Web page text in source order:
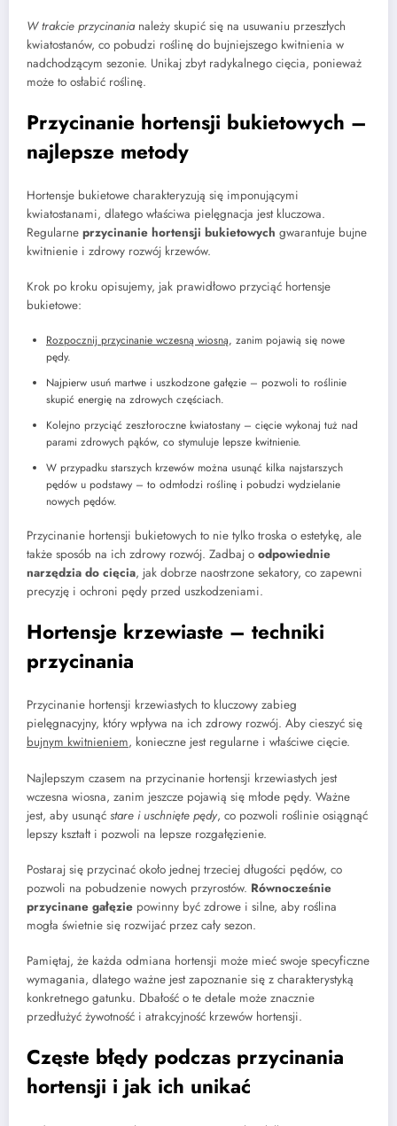
W trakcie przycinanianależy skupić się na usuwaniu przeszłych
kwiatostanów, co pobudzi roślinę do bujniejszego kwitnienia w
nadchodzącym sezonie. Unikaj zbyt radykalnego cięcia, ponieważ
może to osłabić roślinę.
Przycinanie hortensji bukietowych –
najlepsze metody
Hortensje bukietowe charakteryzują się imponującymi
kwiatostanami, dlatego właściwa pielęgnacja jest kluczowa.
Regularne przycinanie hortensji bukietowych gwarantuje bujne
kwitnienie i zdrowy rozwój krzewów.
Krok po kroku opisujemy, jak prawidłowo przyciąć hortensje
bukietowe:
Rozpocznij przycinanie wczesną wiosną, zanim pojawią się nowe
pędy.
Najpierw usuń martwe i uszkodzone gałęzie – pozwoli to roślinie
skupić energię na zdrowych częściach.
Kolejno przyciąć zeszłoroczne kwiatostany – cięcie wykonaj tuż nad
parami zdrowych pąków, co stymuluje lepsze kwitnienie.
W przypadku starszych krzewów można usunąć kilka najstarszych
pędów u podstawy – to odmłodzi roślinę i pobudzi wydzielanie
nowych pędów.
Przycinanie hortensji bukietowych to nie tylko troska o estetykę, ale
także sposób na ich zdrowy rozwój. Zadbaj o odpowiednie
narzędzia do cięcia, jak dobrze naostrzone sekatory, co zapewni
precyzję i ochroni pędy przed uszkodzeniami.
Hortensje krzewiaste – techniki
przycinania
Przycinanie hortensji krzewiastych to kluczowy zabieg
pielęgnacyjny, który wpływa na ich zdrowy rozwój. Aby cieszyć się
bujnym kwitnieniem, konieczne jest regularne i właściwe cięcie.
Najlepszym czasem na przycinanie hortensji krzewiastych jest
wczesna wiosna, zanim jeszcze pojawią się młode pędy. Ważne
jest, aby usunąć stare i uschnięte pędy, co pozwoli roślinie osiągnąć
lepszy kształt i pozwoli na lepsze rozgałęzienie.
Postaraj się przycinać około jednej trzeciej długości pędów, co
pozwoli na pobudzenie nowych przyrostów. Równocześnie
przycinane gałęzie powinny być zdrowe i silne, aby roślina
mogła świetnie się rozwijać przez cały sezon.
Pamiętaj, że każda odmiana hortensji może mieć swoje specyficzne
wymagania, dlatego ważne jest zapoznanie się z charakterystyką
konkretnego gatunku. Dbałość o te detale może znacznie
przedłużyć żywotność i atrakcyjność krzewów hortensji.
Częste błędy podczas przycinania
hortensji i jak ich unikać